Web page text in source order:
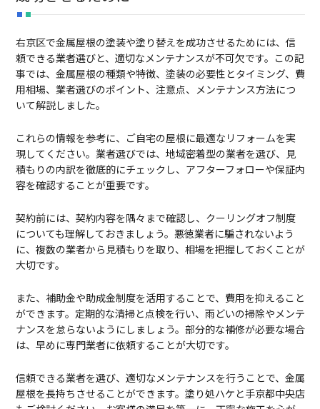
右京区で金属屋根の塗装や塗り替えを成功させるためには、信
頼できる業者選びと、適切なメンテナンスが不可欠です。この記
事では、金属屋根の種類や特徴、塗装の必要性とタイミング、費
用相場、業者選びのポイント、注意点、メンテナンス方法につ
いて解説しました。
これらの情報を参考に、ご自宅の屋根に最適なリフォームを実
現してください。業者選びでは、地域密着型の業者を選び、見
積もりの内訳を徹底的にチェックし、アフターフォローや保証内
容を確認することが重要です。
契約前には、契約内容を隅々まで確認し、クーリングオフ制度
についても理解しておきましょう。悪徳業者に騙されないよう
に、複数の業者から見積もりを取り、相場を把握しておくことが
大切です。
また、補助金や助成金制度を活用することで、費用を抑えること
ができます。定期的な清掃と点検を行い、雨どいの掃除やメンテ
ナンスを怠らないようにしましょう。部分的な補修が必要な場合
は、早めに専門業者に依頼することが大切です。
信頼できる業者を選び、適切なメンテナンスを行うことで、金属
屋根を長持ちさせることができます。塗り処ハケと手京都中央店